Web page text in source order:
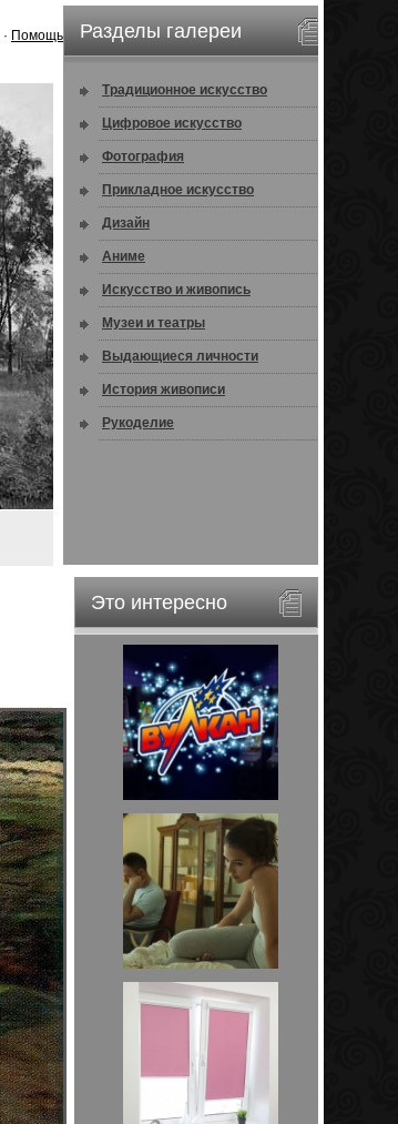
· Помощь Разделы галереи
Традиционное искусство
Цифровое искусство
Фотография
Прикладное искусство
Дизайн
Аниме
Искусство и живопись
Музеи и театры
Выдающиеся личности
История живописи
Рукоделие
Это интересно